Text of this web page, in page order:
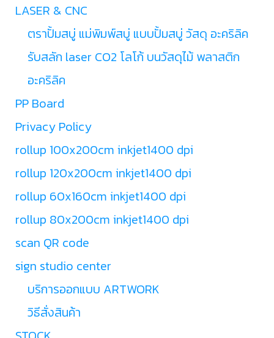
LASER & CNC
ตราปั้มสบู่ แม่พิมพ์สบู่ แบบปั้มสบู่ วัสดุ อะคริลิค
รับสลัก laser CO2 โลโก้ บนวัสดุไม้ พลาสติก
อะคริลิค
PP Board
Privacy Policy
rollup 100x200cm inkjet1400 dpi
rollup 120x200cm inkjet1400 dpi
rollup 60x160cm inkjet1400 dpi
rollup 80x200cm inkjet1400 dpi
scan QR code
sign studio center
บริการออกแบบ ARTWORK
วิธีสั่งสินค้า